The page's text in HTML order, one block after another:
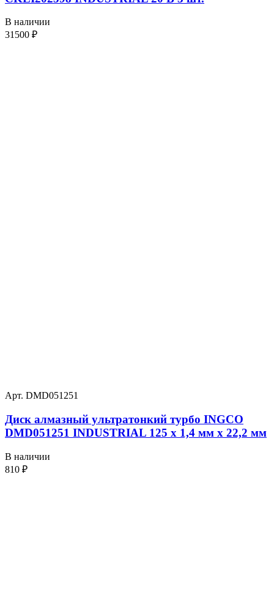
В наличии
31500 ₽
Арт. DMD051251
Диск алмазный ультратонкий турбо INGCO
DMD051251 INDUSTRIAL 125 х 1,4 мм x 22,2 мм
В наличии
810 ₽